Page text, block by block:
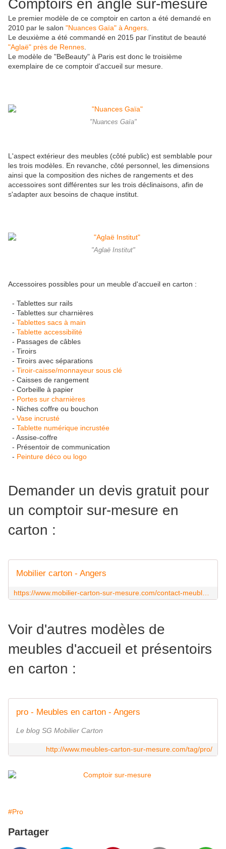
Comptoirs en angle sur-mesure
Le premier modèle de ce comptoir en carton a été demandé en
2010 par le salon "Nuances Gaïa" à Angers
Le deuxième a été commandé en 2015 par l'institut de beauté
"Aglaë" près de Rennes
Le modèle de "BeBeauty" à Paris est donc le troisième
exemplaire de ce comptoir d'accueil sur mesure.
"Nuances Gaïa"
L'aspect extérieur des meubles (côté public) est semblable pour
les trois modèles. En revanche, côté personnel, les dimensions
ainsi que la composition des niches de rangements et des
accessoires sont différentes sur les trois déclinaisons, afin de
s'adapter aux besoins de chaque institut.
"Aglaë Institut"
Accessoires possibles pour un meuble d'accueil en carton :
- Tablettes sur rails
- Tablettes sur charnières
- Tablettes sacs à main
- Tablette accessibilité
- Passages de câbles
- Tiroirs
- Tiroirs avec séparations
- Tiroir-caisse/monnayeur sous clé
- Caisses de rangement
- Corbeille à papier
- Portes sur charnières
- Niches coffre ou bouchon
- Vase incrusté
- Tablette numérique incrustée
- Assise-coffre
- Présentoir de communication
- Peinture déco ou logo
Demander un devis gratuit pour
un comptoir sur-mesure en
carton :
Mobilier carton - Angers
Voir d'autres modèles de
meubles d'accueil et présentoirs
en carton :
pro - Meubles en carton - Angers
Le blog SG Mobilier Carton
http://www.meubles-carton-sur-mesure.com/tag/pro/
#Pro
Partager